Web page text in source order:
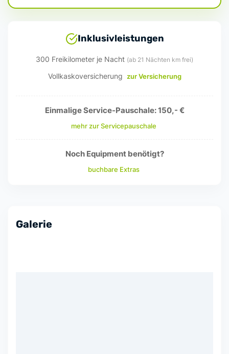
Inklusivleistungen
300 Freikilometer je Nacht (ab 21 Nächten km frei)
Vollkaskoversicherung zur Versicherung
Einmalige Service-Pauschale: 150,- €
mehr zur Servicepauschale
Noch Equipment benötigt?
buchbare Extras
Galerie